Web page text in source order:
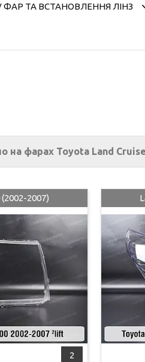
ТА ВСТАНОВЛЕННЯ ЛІНЗ
на фарах Toyota Land
2
2007)